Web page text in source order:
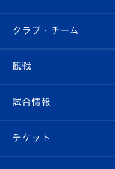
すべて
クラブ
試合情報
クラブ・チーム
クラブ概要
エンブレム紹介
観戦
観戦ルール
はじめての観戦ガイド
試合情報
試合日程/結果
チケット